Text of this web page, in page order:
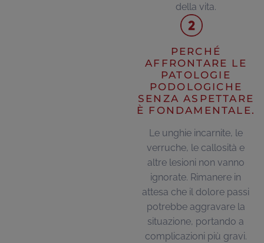
della vita.
PERCHÉ
AFFRONTARE LE
PATOLOGIE
PODOLOGICHE
SENZA ASPETTARE
È FONDAMENTALE.
Le unghie incarnite, le
verruche, le callosità e
altre lesioni non vanno
ignorate. Rimanere in
attesa che il dolore passi
potrebbe aggravare la
situazione, portando a
complicazioni più gravi.